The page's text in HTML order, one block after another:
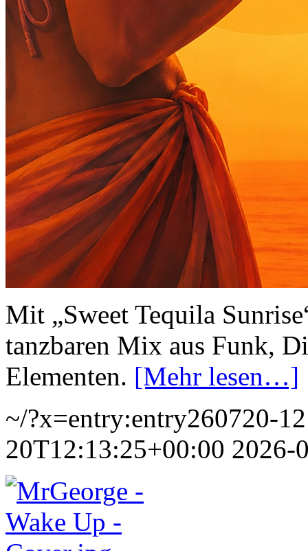
Mit „Sweet Tequila
tanzbaren Mix aus Funk,
Elementen. [Mehr lesen…]
~/?x=entry:entry260720-
20T12:13:25+00:00 2026-